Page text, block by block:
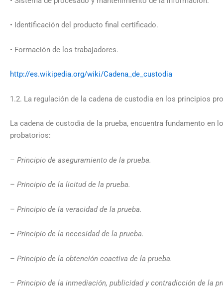
• Identificación del producto final certificado.
• Formación de los trabajadores.
http://es.wikipedia.org/wiki/Cadena_de_custodia
1.2. La regulación de la cadena de custodia en los principios
La cadena de custodia de la prueba, encuentra fundamento en
probatorios:
– Principio de aseguramiento de la prueba.
– Principio de la licitud de la prueba.
– Principio de la veracidad de la prueba.
– Principio de la necesidad de la prueba.
– Principio de la obtención coactiva de la prueba.
– Principio de la inmediación, publicidad y contradicción de la